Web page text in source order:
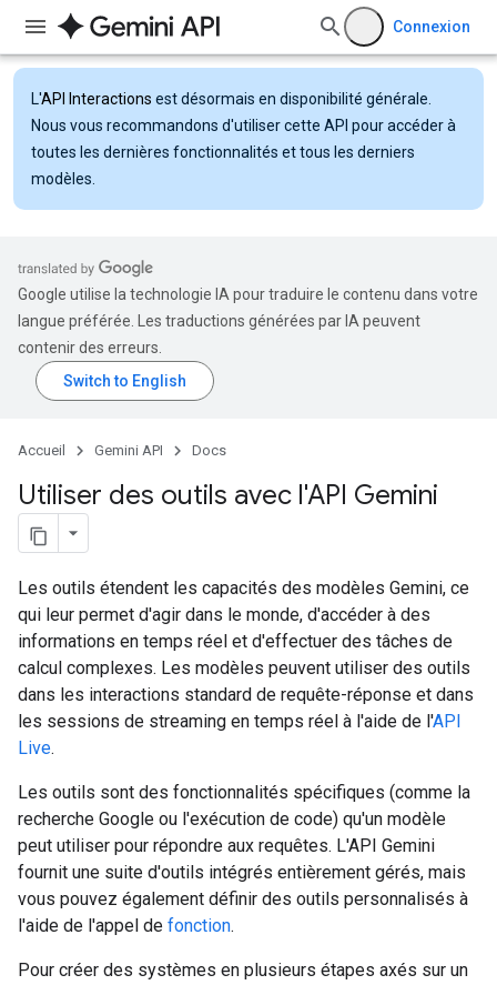
Connexion
L'API Interactions est désormais en disponibilité générale.
Nous vous recommandons d'utiliser cette API pour accéder à
toutes les dernières fonctionnalités et tous les derniers
modèles.
Google utilise la technologie IA pour traduire le contenu dans votre
langue préférée. Les traductions générées par IA peuvent
contenir des erreurs.
Accueil Gemini API Docs
Utiliser des outils avec l'API Gemini
Les outils étendent les capacités des modèles Gemini, ce
qui leur permet d'agir dans le monde, d'accéder à des
informations en temps réel et d'effectuer des tâches de
calcul complexes. Les modèles peuvent utiliser des outils
dans les interactions standard de requête-réponse et dans
les sessions de streaming en temps réel à l'aide de l'API
Live.
Les outils sont des fonctionnalités spécifiques (comme la
recherche Google ou l'exécution de code) qu'un modèle
peut utiliser pour répondre aux requêtes. L'API Gemini
fournit une suite d'outils intégrés entièrement gérés, mais
vous pouvez également définir des outils personnalisés à
l'aide de l'appel de fonction.
Pour créer des systèmes en plusieurs étapes axés sur un